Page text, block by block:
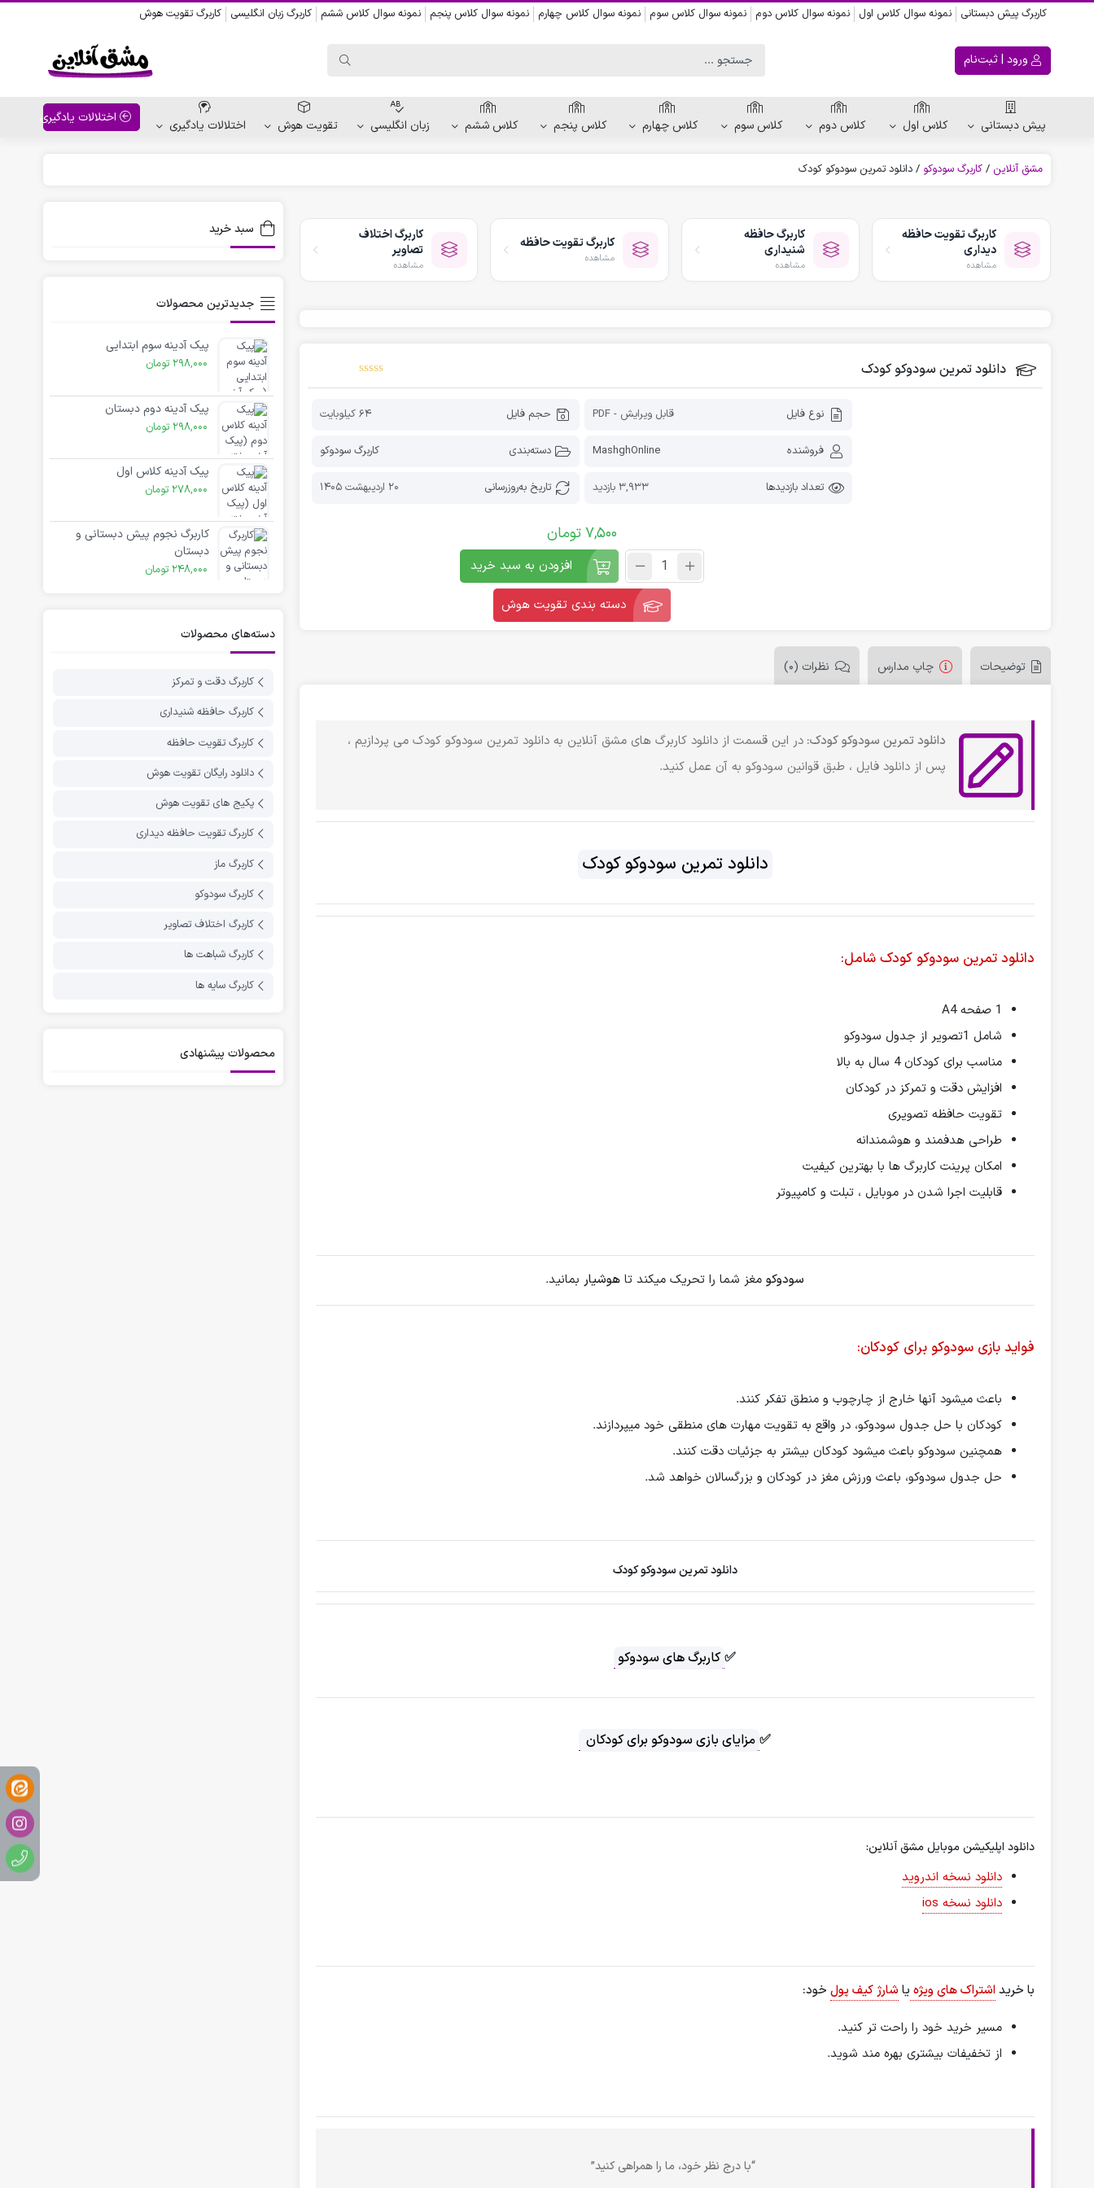
کاربرگ پیش دبستانی نمونه سوال کلاس اول نمونه سوال کلاس دوم نمونه سوال کلاس سوم نمونه سوال کلاس چهارم نمونه سوال کلاس پنجم نمونه سوال کلاس ششم کاربرگ زبان انگلیسی کاربرگ تقویت هوش
ورود | ثبت‌نام
پیش دبستانی
کاربرگ اعداد
کاربرگ تقارن ، قرینه
الگویابی پیش دبستانی
کاربرگ نقاشی و رنگ آمیزی
کاربرگ پیش از نوشتن
کاربرگ نقطه چین حروف الفبا
کاربرگ نقاشی نشانه ها
کاربرگ مناسبت ها
کتاب پیش دبستانی
فلش کارت آموزشی
کلاس اول کلاس دوم کلاس سوم کلاس چهارم کلاس پنجم کلاس ششم زبان انگلیسی تقویت هوش اختلالات یادگیری اختلالات یادگیری
مشق آنلاین /کاربرگ سودوکو /دانلود تمرین سودوکو کودک
کاربرگ تقویت حافظه
دیداری
مشاهده
کاربرگ حافظه
شنیداری
مشاهده
کاربرگ تقویت حافظه
مشاهده
کاربرگ اختلاف
تصاویر
مشاهده
دانلود تمرین سودوکو کودک
نوع فایل قابل ویرایش - PDF حجم فایل 64 کیلوبایت
فروشنده MashghOnline دسته‌بندی کاربرگ سودوکو
تعداد بازدیدها 3,933 بازدید تاریخ به‌روز‌رسانی 20 اردیبهشت 1405
7,500تومان
افزودن به سبد خرید
دسته بندی تقویت هوش
توضیحات چاپ مدارس نظرات (0)
دانلود تمرین سودوکو کودک:در این قسمت از دانلود کاربرگ های مشق آنلاین به دانلود تمرین سودوکو کودک می پردازیم ،
پس از دانلود فایل ، طبق قوانین سودوکو به آن عمل کنید.
دانلود تمرین سودوکو کودک
دانلود تمرین سودوکو کودک شامل:
1 صفحه A4
شامل 1تصویر از جدول سودوکو
مناسب برای کودکان 4 سال به بالا
افزایش دقت و تمرکز در کودکان
تقویت حافظه تصویری
طراحی هدفمند و هوشمندانه
امکان پرینت کاربرگ ها با بهترین کیفیت
قابلیت اجرا شدن در موبایل ، تبلت و کامپیوتر
سودوکومغز شما را تحریک میکند تا هوشیاربمانید.
فواید بازی سودوکو برای کودکان:
باعث میشود آنها خارج از چارچوب و منطق تفکر کنند.
کودکان با حل جدول سودوکو، در واقع به تقویت مهارت‌ های منطقی خود میپردازند.
همچنین سودوکو باعث میشود کودکان بیشتر به جزئیات دقت کنند.
حل جدول سودوکو، باعث ورزش مغز در کودکان و بزرگسالان خواهد شد.
دانلود تمرین سودوکو کودک
✅ کاربرگ های سودوکو
✅ مزایای بازی سودوکو برای کودکان
دانلود اپلیکیشن موبایل مشق آنلاین:
دانلود نسخه اندروید
دانلود نسخه ios
با خرید اشتراک های ویژه یا شارژ کیف پول خود:
مسیر خرید خود را راحت تر کنید.
از تخفیفات بیشتری بهره مند شوید.
“با درج نظر خود، ما را همراهی کنید”
سبد خرید
جدیدترین محصولات
پیک آدینه سوم ابتدایی
298,000 تومان
پیک آدینه دوم دبستان
298,000 تومان
پیک آدینه کلاس اول
278,000 تومان
کاربرگ نجوم پیش دبستانی و
دبستان
248,000 تومان
دسته‌های محصولات
کاربرگ دقت و تمرکز
کاربرگ حافظه شنیداری
کاربرگ تقویت حافظه
دانلود رایگان تقویت هوش
پکیج های تقویت هوش
کاربرگ تقویت حافظه دیداری
کاربرگ ماز
کاربرگ سودوکو
کاربرگ اختلاف تصاویر
کاربرگ شباهت ها
کاربرگ سایه ها
محصولات پیشنهادی